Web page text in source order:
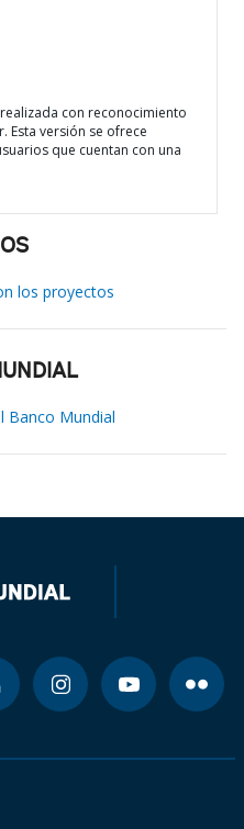
con reconocimiento
Esta versión se ofrece
que cuentan con una
los proyectos
Banco Mundial